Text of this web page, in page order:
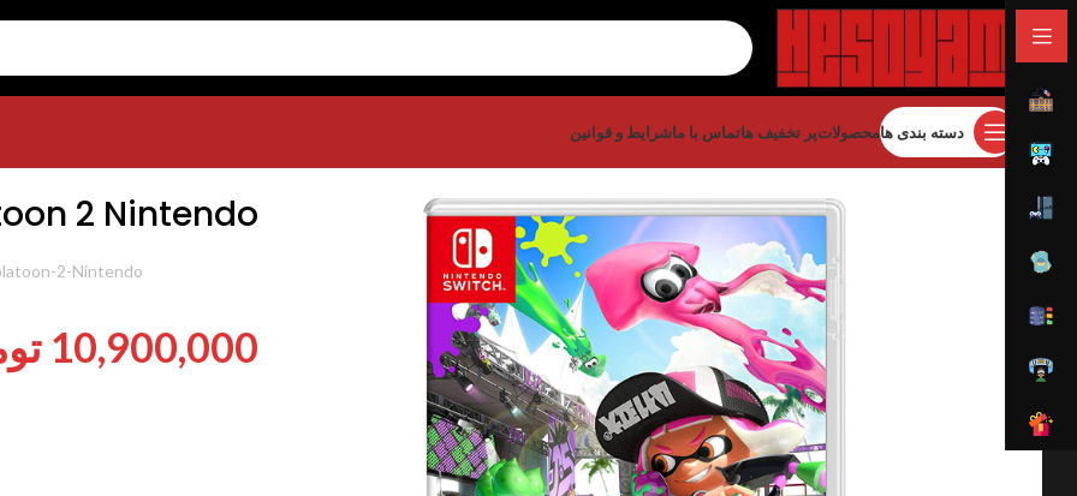
دسته بندی هامحصولاتپر تخفیف هاتماس با ماشرایط و قوانین
خانه بازی بازی نینتندو
2 Nintendo
2-Nintendo
10,900,000